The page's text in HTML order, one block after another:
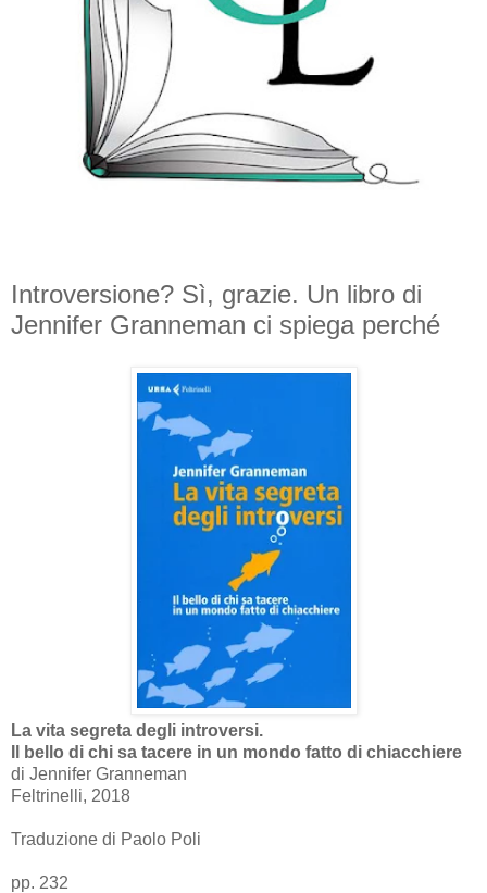
Introversione? Sì, grazie. Un libro di
Jennifer Granneman ci spiega perché
La vita segreta degli introversi.
Il bello di chi sa tacere in un mondo fatto di chiacchiere
di Jennifer Granneman
Feltrinelli, 2018
Traduzione di Paolo Poli
pp. 232